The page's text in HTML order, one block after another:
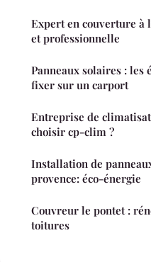
Expert en couverture
et professionnelle
Panneaux solaires : les
fixer sur un carport
Entreprise de
choisir cp-clim ?
Installation de
provence: éco-énergie
Couvreur le pontet :
toitures